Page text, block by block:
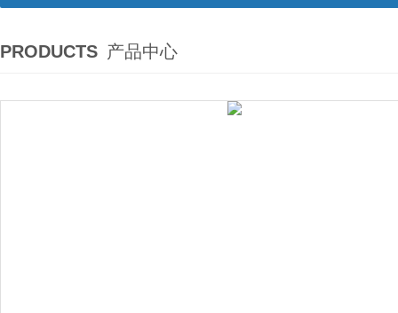
PRODUCTS 产品中心